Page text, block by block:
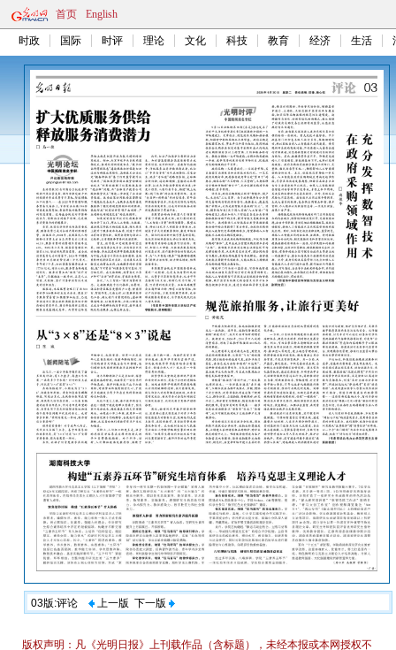
首页 English
时政 国际 时评 理论 文化 科技 教育 经济 生活
03版:评论 上一版 下一版